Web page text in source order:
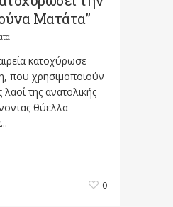
Ματάτα”
κατοχύρωσε
που χρησιμοποιούν
λαοί της ανατολικής
θύελλα
0